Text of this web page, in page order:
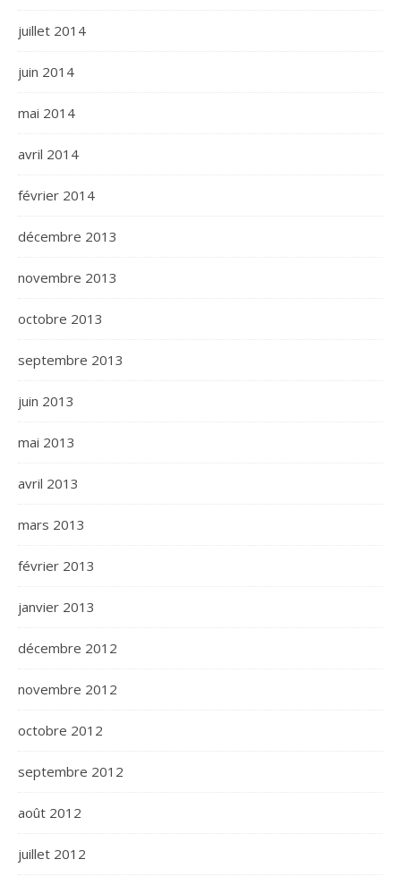
juillet 2014
juin 2014
mai 2014
avril 2014
février 2014
décembre 2013
novembre 2013
octobre 2013
septembre 2013
juin 2013
mai 2013
avril 2013
mars 2013
février 2013
janvier 2013
décembre 2012
novembre 2012
octobre 2012
septembre 2012
août 2012
juillet 2012